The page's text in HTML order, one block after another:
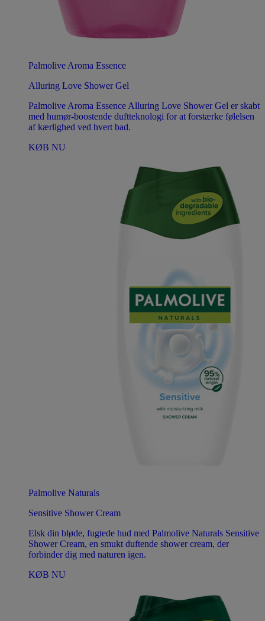
Palmolive Aroma Essence
Alluring Love Shower Gel
Palmolive Aroma Essence Alluring Love Shower Gel er skabt
med humør-boostende duftteknologi for at forstærke følelsen
af ​​kærlighed ved hvert bad.
KØB NU
Palmolive Naturals
Sensitive Shower Cream
Elsk din bløde, fugtede hud med Palmolive Naturals Sensitive
Shower Cream, en smukt duftende shower cream, der
forbinder dig med naturen igen.
KØB NU